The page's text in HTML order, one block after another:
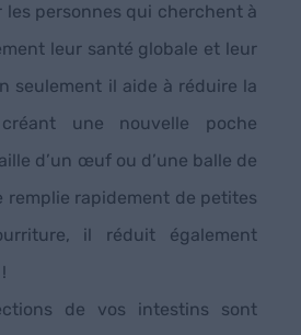
les personnes qui cherchent à
leur santé globale et leur
seulement il aide à réduire la
une nouvelle poche
d’un œuf ou d’une balle de
remplie rapidement de petites
il réduit également
de vos intestins sont